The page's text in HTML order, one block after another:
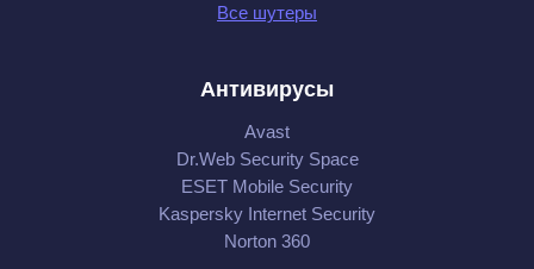
Все шутеры
Антивирусы
Avast
Dr.Web Security Space
ESET Mobile Security
Kaspersky Internet Security
Norton 360